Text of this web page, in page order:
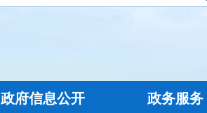
政府信息公开 政务服务